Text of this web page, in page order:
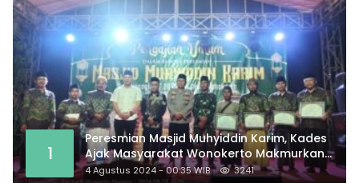
1
Peresmian Masjid Muhyiddin Karim, Kades
Ajak Masyarakat Wonokerto Makmurkan
Masjid
4 Agustus 2024 - 00:35 WIB 3241